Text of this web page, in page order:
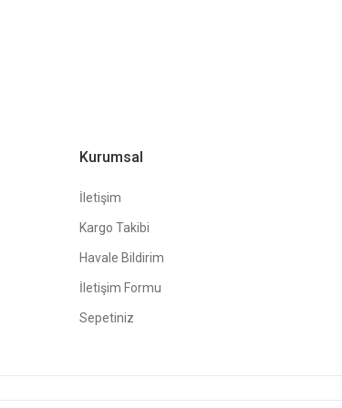
Kurumsal
İletişim
Kargo Takibi
Havale Bildirim
İletişim Formu
Sepetiniz